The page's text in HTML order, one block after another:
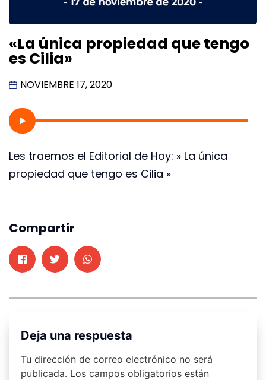
«La única propiedad que tengo
es Cilia»
NOVIEMBRE 17, 2020
Les traemos el Editorial de Hoy: » La única
propiedad que tengo es Cilia »
Compartir
Deja una respuesta
Tu dirección de correo electrónico no será
publicada. Los campos obligatorios están